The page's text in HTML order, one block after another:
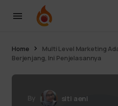
Home
Multi Level Marketing
Berjenjang, Ini Penjelasannya
siti aeni